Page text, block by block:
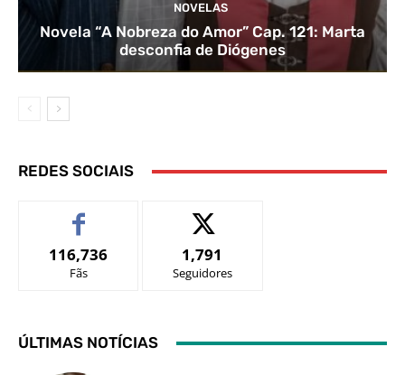
NOVELAS
Novela “A Nobreza do Amor” Cap. 121: Marta
desconfia de Diógenes
REDES SOCIAIS
116,736
Fãs
1,791
Seguidores
ÚLTIMAS NOTÍCIAS